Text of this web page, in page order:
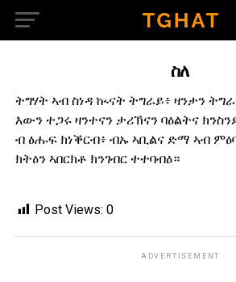
ስለ
ትግሃት ኣብ ስነዳ ኲናት ትግራይ፥ ዛንታን
እውን ተጋሩ ዛንተናን ታሪኽናን ባዕልትና
ብ ፅሑፍ ክነቕርብ፥ ብኡ ኣቢልና ድማ ኣብ
ክትዕን ኣበርክቶ ክንገብር ተተባብዕ።
Post Views: 0
ADVERTISEMENT